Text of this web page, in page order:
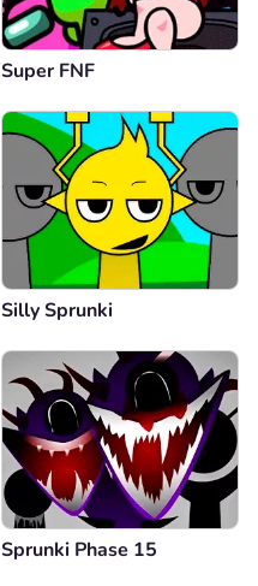
Super FNF
Silly Sprunki
Sprunki Phase 15